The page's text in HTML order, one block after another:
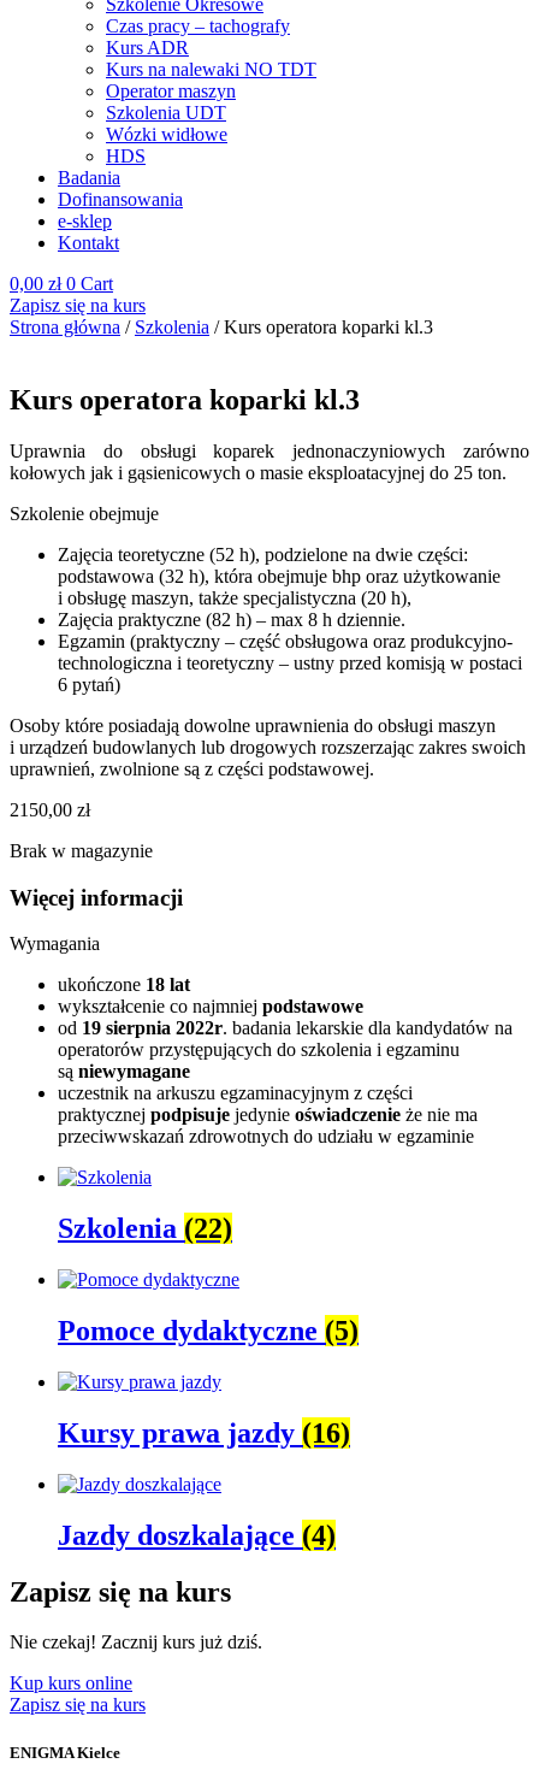
Szkolenie Okresowe
Czas pracy – tachografy
Kurs ADR
Kurs na nalewaki NO TDT
Operator maszyn
Szkolenia UDT
Wózki widłowe
HDS
Badania
Dofinansowania
e-sklep
Kontakt
0,00 zł 0 Cart
Zapisz się na kurs
Strona główna / Szkolenia / Kurs operatora koparki kl.3
Kurs operatora koparki kl.3
Uprawnia do obsługi koparek jednonaczyniowych zarówno
kołowych jak i gąsienicowych o masie eksploatacyjnej do 25 ton.
Szkolenie obejmuje​
Zajęcia teoretyczne (52 h), podzielone na dwie części:
podstawowa (32 h), która obejmuje bhp oraz użytkowanie
i obsługę maszyn, także specjalistyczna (20 h),
Zajęcia praktyczne (82 h) – max 8 h dziennie.
Egzamin (praktyczny – część obsługowa oraz produkcyjno-
technologiczna i teoretyczny – ustny przed komisją w postaci
6 pytań)
Osoby które posiadają dowolne uprawnienia do obsługi maszyn
i urządzeń budowlanych lub drogowych rozszerzając zakres swoich
uprawnień, zwolnione są z części podstawowej.
2150,00 zł
Brak w magazynie
Więcej informacji
Wymagania​
ukończone 18 lat
wykształcenie co najmniej podstawowe
od 19 sierpnia 2022r. badania lekarskie dla kandydatów na
operatorów przystępujących do szkolenia i egzaminu
są niewymagane
uczestnik na arkuszu egzaminacyjnym z części
praktycznej podpisuje jedynie oświadczenie że nie ma
przeciwwskazań zdrowotnych do udziału w egzaminie
Szkolenia (22)
Pomoce dydaktyczne (5)
Kursy prawa jazdy (16)
Jazdy doszkalające (4)
Zapisz się na kurs
Nie czekaj! Zacznij kurs już dziś.
Kup kurs online
Zapisz się na kurs
ENIGMA Kielce